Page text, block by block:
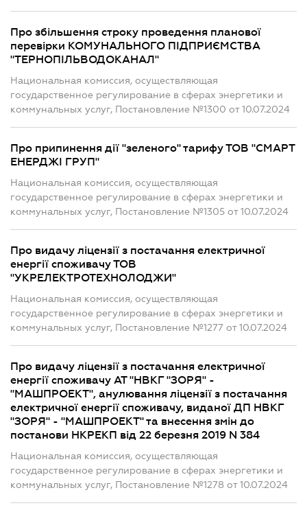
Про збільшення строку проведення планової
перевірки КОМУНАЛЬНОГО ПІДПРИЄМСТВА
"ТЕРНОПІЛЬВОДОКАНАЛ"
Национальная комиссия, осуществляющая
государственное регулирование в сферах энергетики и
коммунальных услуг, Постановление №1300 от 10.07.2024
Про припинення дії "зеленого" тарифу ТОВ "СМАРТ
ЕНЕРДЖІ ГРУП"
Национальная комиссия, осуществляющая
государственное регулирование в сферах энергетики и
коммунальных услуг, Постановление №1305 от 10.07.2024
Про видачу ліцензії з постачання електричної
енергії споживачу ТОВ
"УКРЕЛЕКТРОТЕХНОЛОДЖИ"
Национальная комиссия, осуществляющая
государственное регулирование в сферах энергетики и
коммунальных услуг, Постановление №1277 от 10.07.2024
Про видачу ліцензії з постачання електричної
енергії споживачу АТ "НВКГ "ЗОРЯ" -
"МАШПРОЕКТ", анулювання ліцензії з постачання
електричної енергії споживачу, виданої ДП НВКГ
"ЗОРЯ" - "МАШПРОЕКТ" та внесення змін до
постанови НКРЕКП від 22 березня 2019 N 384
Национальная комиссия, осуществляющая
государственное регулирование в сферах энергетики и
коммунальных услуг, Постановление №1278 от 10.07.2024